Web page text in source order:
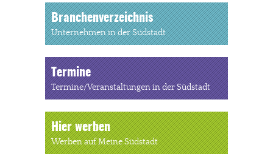
Branchenverzeichnis
Unternehmen in der Südstadt
Termine
Termine/Veranstaltungen in der Südstadt
Hier werben
Werben auf Meine Südstadt